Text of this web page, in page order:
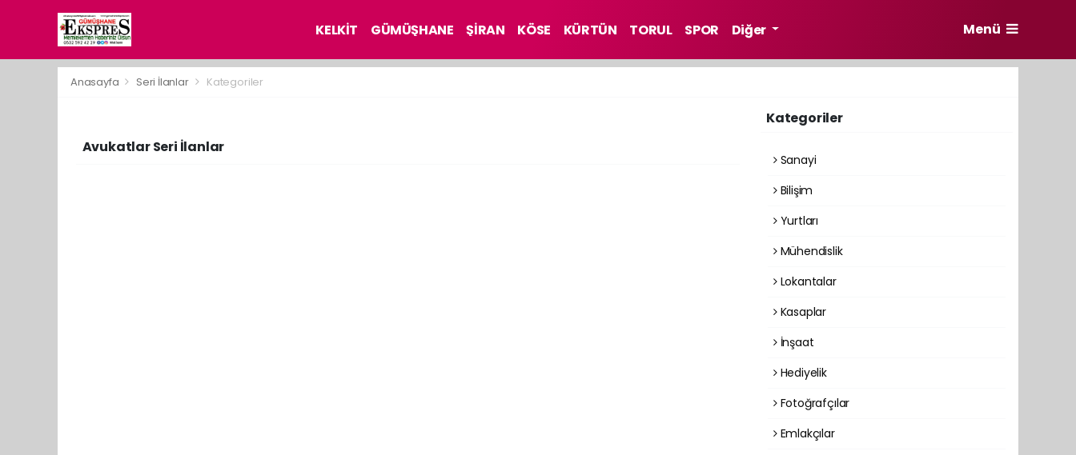
KELKİT GÜMÜŞHANE ŞİRAN KÖSE KÜRTÜN TORUL SPOR Diğer Menü
Anasayfa Seri İlanlar Kategoriler
Avukatlar Seri İlanlar
Kategoriler
Sanayi
Bilişim
Yurtları
Mühendislik
Lokantalar
Kasaplar
İnşaat
Hediyelik
Fotoğrafçılar
Emlakçılar